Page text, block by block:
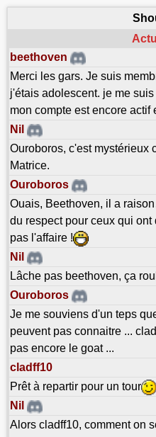
beethoven
Merci les gars. Je suis
j'étais adolescent. je me
mon compte est encore actif
Nil
Ouroboros, c'est mystérieux
Matrice.
Ouroboros
Ouais, Beethoven, il a
du respect pour ceux qui
pas l'affaire !
Nil
Lâche pas beethoven, ça
Ouroboros
Je me souviens d'un teps
peuvent pas connaitre ...
pas encore le goat ...
cladff10
Prêt à repartir pour un tour
Nil
Alors cladff10, comment on